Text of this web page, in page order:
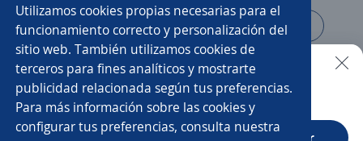
Utilizamos cookies propias necesarias para el
funcionamiento correcto y personalización del
sitio web. También utilizamos cookies de
terceros para fines analíticos y mostrarte
publicidad relacionada según tus preferencias.
Para más información sobre las cookies y
configurar tus preferencias, consulta nuestra
Auxiliar de metalmecánica Operario/a de producción
Mantenimiento Asistente de producción
Operario/a de máquina plana Operador/a de maquinaria
Buscar es más fácil en la app
CT App Abrir